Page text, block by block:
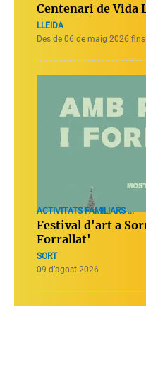
Centenari de Vida
LLEIDA
Des de 06 de maig 2026
ACTIVITATS FAMILIARS ...
Festival d'art a
Forrallat'
SORT
09 d’agost 2026